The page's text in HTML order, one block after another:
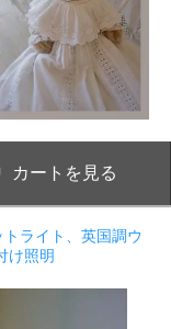
カートを見る
ライト、英国調ウ
け照明